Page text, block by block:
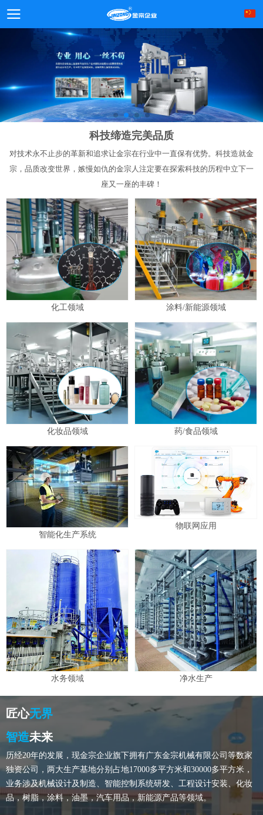
科技缔造完美品质
对技术永不止步的革新和追求让金宗在行业中一直保有优势。科技造就金
宗，品质改变世界，嫉慢如仇的金宗人注定要在探索科技的历程中立下一
座又一座的丰碑！
化工领域 涂料/新能源领域
化妆品领域 药/食品领域
智能化生产系统
物联网应用
水务领域 净水生产
匠心无界
智造未来
历经20年的发展，现金宗企业旗下拥有广东金宗机械有限公司等数家
独资公司，两大生产基地分别占地17000多平方米和30000多平方米，
业务涉及机械设计及制造、智能控制系统研发、工程设计安装、化妆
品，树脂，涂料，油墨，汽车用品，新能源产品等领域。